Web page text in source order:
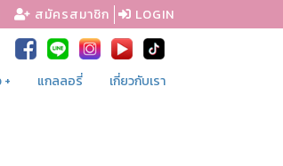
สมัครสมาชิก LOGIN
แกลลอรี่ เกี่ยวกับเรา